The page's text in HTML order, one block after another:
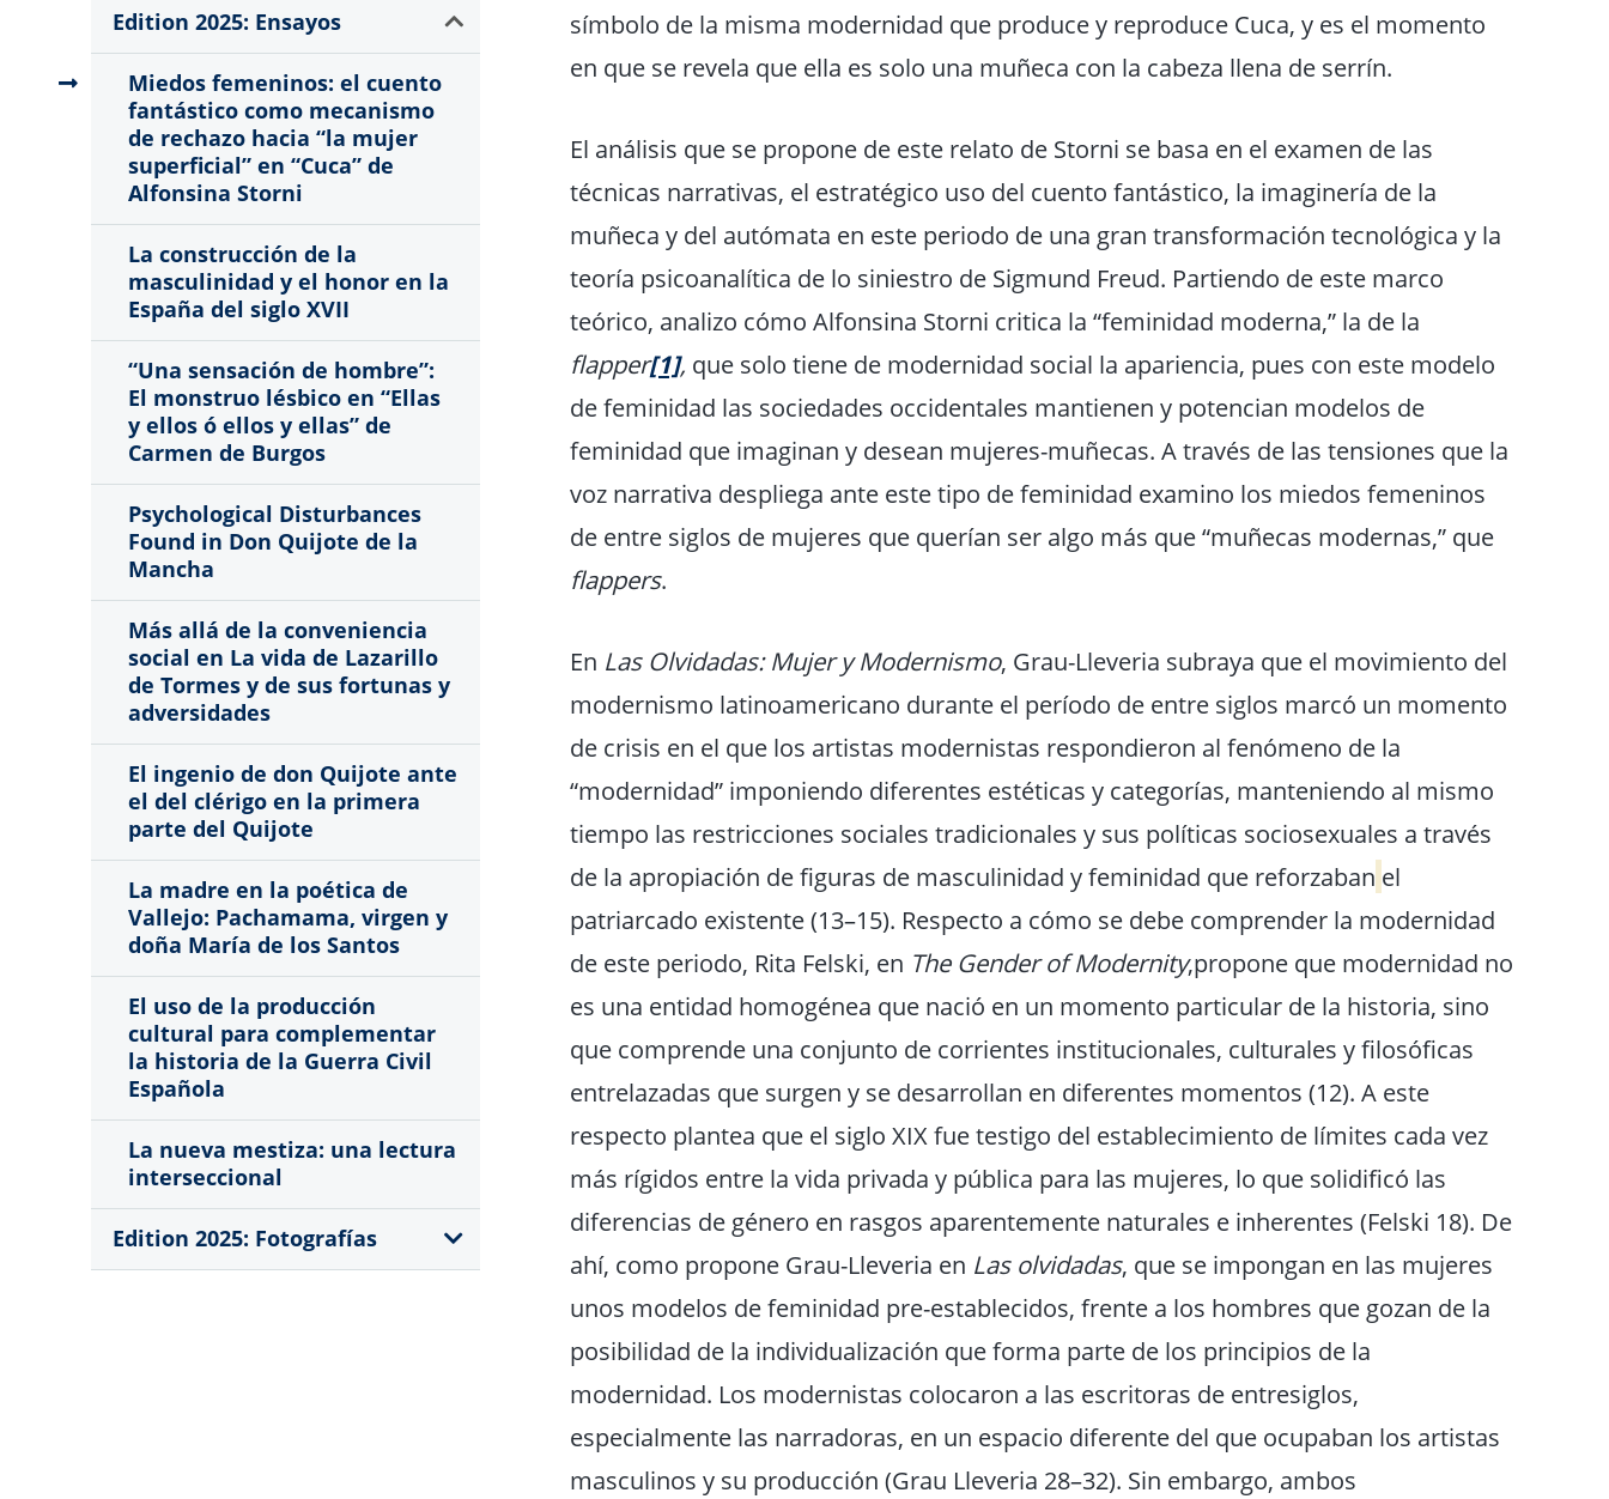
Edition 2025: Ensayos
Miedos femeninos: el cuento
fantástico como mecanismo
de rechazo hacia “la mujer
superficial” en “Cuca” de
Alfonsina Storni
La construcción de la
masculinidad y el honor en la
España del siglo XVII
“Una sensación de hombre”:
El monstruo lésbico en “Ellas
y ellos ó ellos y ellas” de
Carmen de Burgos
Psychological Disturbances
Found in Don Quijote de la
Mancha
Más allá de la conveniencia
social en La vida de Lazarillo
de Tormes y de sus fortunas y
adversidades
El ingenio de don Quijote ante
el del clérigo en la primera
parte del Quijote
La madre en la poética de
Vallejo: Pachamama, virgen y
doña María de los Santos
El uso de la producción
cultural para complementar
la historia de la Guerra Civil
Española
La nueva mestiza: una lectura
interseccional
Show
Sub
Edition 2025: Fotografías
Show
Sub
símbolo de la misma modernidad que produce y reproduce Cuca, y es el momento
en que se revela que ella es solo una muñeca con la cabeza llena de serrín.
El análisis que se propone de este relato de Storni se basa en el examen de las
técnicas narrativas, el estratégico uso del cuento fantástico, la imaginería de la
muñeca y del autómata en este periodo de una gran transformación tecnológica y la
teoría psicoanalítica de lo siniestro de Sigmund Freud. Partiendo de este marco
teórico, analizo cómo Alfonsina Storni critica la “feminidad moderna,” la de la
flapper[1], que solo tiene de modernidad social la apariencia, pues con este modelo
de feminidad las sociedades occidentales mantienen y potencian modelos de
feminidad que imaginan y desean mujeres-muñecas. A través de las tensiones que la
voz narrativa despliega ante este tipo de feminidad examino los miedos femeninos
de entre siglos de mujeres que querían ser algo más que “muñecas modernas,” que
flappers.
En Las Olvidadas: Mujer y Modernismo, Grau-Lleveria subraya que el movimiento del
modernismo latinoamericano durante el período de entre siglos marcó un momento
de crisis en el que los artistas modernistas respondieron al fenómeno de la
“modernidad” imponiendo diferentes estéticas y categorías, manteniendo al mismo
tiempo las restricciones sociales tradicionales y sus políticas sociosexuales a través
de la apropiación de figuras de masculinidad y feminidad que reforzaban el
patriarcado existente (13–15). Respecto a cómo se debe comprender la modernidad
de este periodo, Rita Felski, en The Gender of Modernity,propone que modernidad no
es una entidad homogénea que nació en un momento particular de la historia, sino
que comprende una conjunto de corrientes institucionales, culturales y filosóficas
entrelazadas que surgen y se desarrollan en diferentes momentos (12). A este
respecto plantea que el siglo XIX fue testigo del establecimiento de límites cada vez
más rígidos entre la vida privada y pública para las mujeres, lo que solidificó las
diferencias de género en rasgos aparentemente naturales e inherentes (Felski 18). De
ahí, como propone Grau-Lleveria en Las olvidadas, que se impongan en las mujeres
unos modelos de feminidad pre-establecidos, frente a los hombres que gozan de la
posibilidad de la individualización que forma parte de los principios de la
modernidad. Los modernistas colocaron a las escritoras de entresiglos,
especialmente las narradoras, en un espacio diferente del que ocupaban los artistas
masculinos y su producción (Grau Lleveria 28–32). Sin embargo, ambos